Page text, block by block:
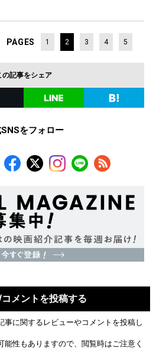
PAGES 1 2 3 4 5
の記事をシェア
をフォロー
メントを投稿する
事に関するレビューやコメントを投稿し
性もありますので、閲覧時はご注意く